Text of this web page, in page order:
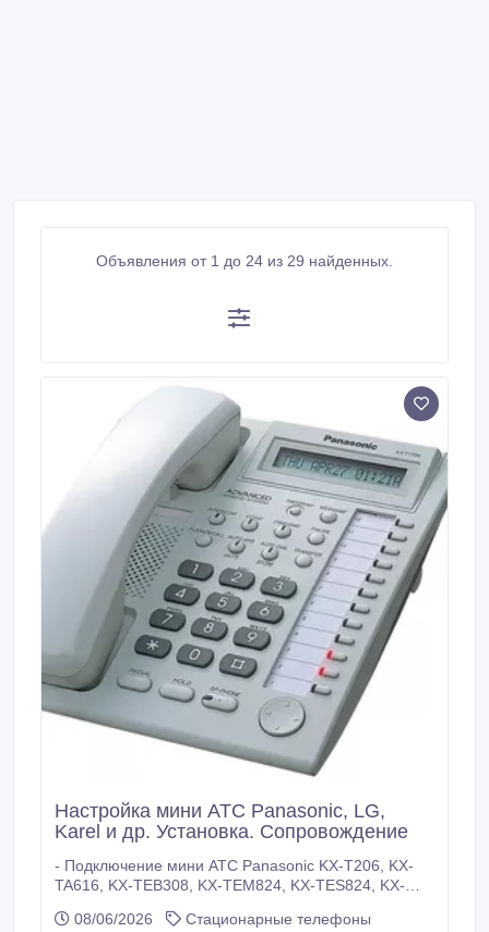
Объявления от 1 до 24 из 29 найденных.
Настройка мини АТС Panasonic, LG,
Karel и др. Установка. Сопровождение
- Подключение мини АТС Panasonic KX-T206, KX-
TA616, KX-TEB308, KX-TEM824, KX-TES824, KX-
сроки. А также LG GHX, LG Nortel ARIA SOHO,
08/06/2026
Стационарные телефоны